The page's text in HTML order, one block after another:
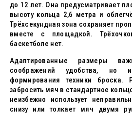
до 12 лет. Она предусматривает
высоту кольца 2,6 метра и
Трёхсекундная зона сохраняет
вместе с площадкой.
баскетболе нет.
Адаптированные размеры
соображений удобства, но
формирования техники броска.
забросить мяч в стандартное
неизбежно использует
снизу или толкает мяч двумя